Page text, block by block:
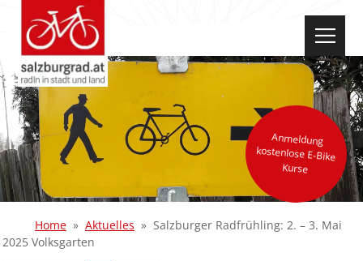
Anmeldung
kostenlose E-Bike
Kurse
Home Aktuelles
Salzburger Radfrühling: 2. – 3. Mai
2025 Volksgarten